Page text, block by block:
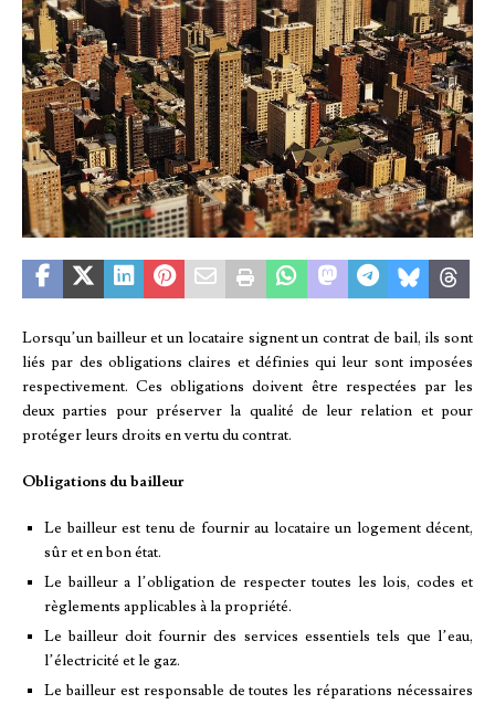
Lorsqu’un bailleur et un locataire signent un contrat de bail, ils sont
liés par des obligations claires et définies qui leur sont imposées
respectivement. Ces obligations doivent être respectées par les
deux parties pour préserver la qualité de leur relation et pour
protéger leurs droits en vertu du contrat.
Obligations du bailleur
Le bailleur est tenu de fournir au locataire un logement décent,
sûr et en bon état.
Le bailleur a l’obligation de respecter toutes les lois, codes et
règlements applicables à la propriété.
Le bailleur doit fournir des services essentiels tels que l’eau,
l’électricité et le gaz.
Le bailleur est responsable de toutes les réparations nécessaires